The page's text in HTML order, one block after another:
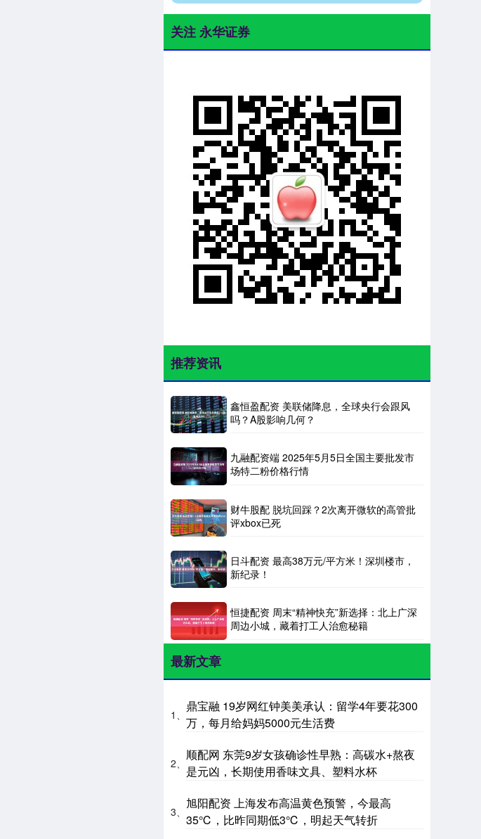
关注 永华证券
推荐资讯
鑫恒盈配资 美联储降息，全球央行会跟风
吗？A股影响几何？
九融配资端 2025年5月5日全国主要批发市
场特二粉价格行情
财牛股配 脱坑回踩？2次离开微软的高管批
评xbox已死
日斗配资 最高38万元/平方米！深圳楼市，
新纪录！
恒捷配资 周末“精神快充”新选择：北上广深
周边小城，藏着打工人治愈秘籍
最新文章
1、
鼎宝融 19岁网红钟美美承认：留学4年要花300
万，每月给妈妈5000元生活费
2、
顺配网 东莞9岁女孩确诊性早熟：高碳水+熬夜
是元凶，长期使用香味文具、塑料水杯
3、
旭阳配资 上海发布高温黄色预警，今最高
35℃，比昨同期低3℃，明起天气转折